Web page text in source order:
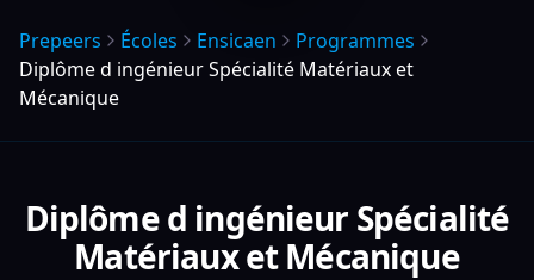
Prepeers Écoles Ensicaen
Programmes
Diplôme d ingénieur Spécialité Matériaux et
Mécanique
Diplôme d ingénieur Spécialité
Matériaux et Mécanique